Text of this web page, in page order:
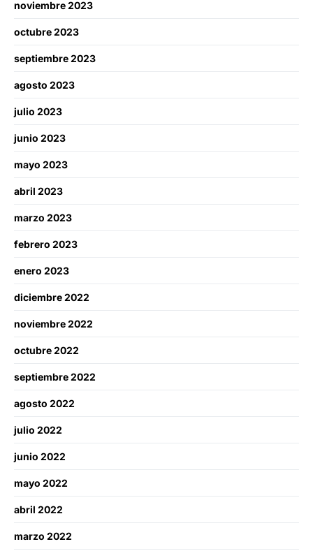
noviembre 2023
octubre 2023
septiembre 2023
agosto 2023
julio 2023
junio 2023
mayo 2023
abril 2023
marzo 2023
febrero 2023
enero 2023
diciembre 2022
noviembre 2022
octubre 2022
septiembre 2022
agosto 2022
julio 2022
junio 2022
mayo 2022
abril 2022
marzo 2022